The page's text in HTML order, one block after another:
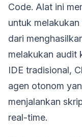
Code. Alat ini
untuk
dari
melakukan audit
IDE tradisional,
agen otonom
menjalankan
real-time.